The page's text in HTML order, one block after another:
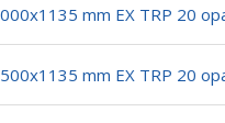
mm EX TRP 20
mm EX TRP 20